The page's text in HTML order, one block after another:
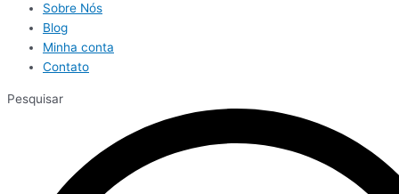
Sobre Nós
Blog
Minha conta
Contato
Pesquisar